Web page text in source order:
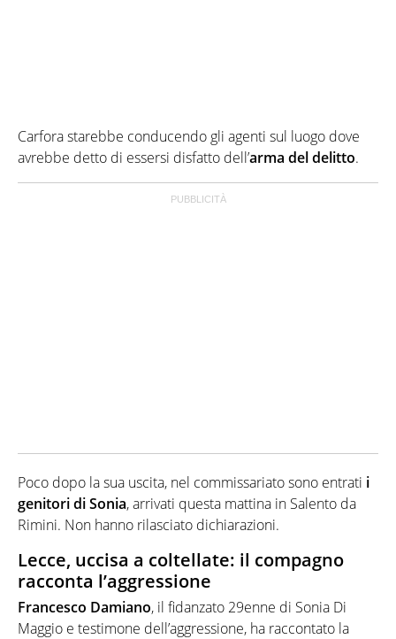
Carfora starebbe conducendo gli agenti sul luogo dove
avrebbe detto di essersi disfatto dell’arma del delitto.
Poco dopo la sua uscita, nel commissariato sono entrati i
genitori di Sonia, arrivati questa mattina in Salento da
Rimini. Non hanno rilasciato dichiarazioni.
Lecce, uccisa a coltellate: il compagno
racconta l’aggressione
Francesco Damiano, il fidanzato 29enne di Sonia Di
Maggio e testimone dell’aggressione, ha raccontato la